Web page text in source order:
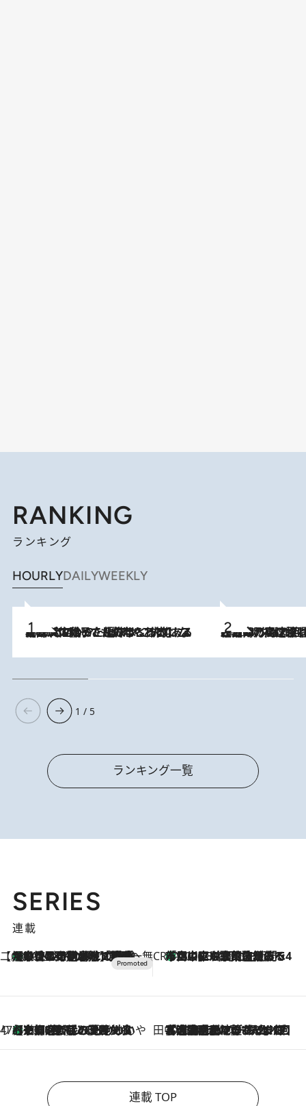
RANKING
ランキング
HOURLYDAILYWEEKLY
2026.8.5
【阿川佐和子さんの年とる力】なぜ70代で始めた趣味は“こんなに楽しい”のか？ ピアノ、俳句…スランプに陥っても続けられる“ある秘訣”とは 2026.8.7
「湘南乃風に憧れて」観客大盛上がりの“タオル回し”に、ラッパー顔負けの高速歌唱まで…さだまさし（74）のアグレッシブすぎる現在地
1 / 5
ランキング一覧
SERIES
連載
【CREA×星野リゾート】唯一無二。癒しと発見が待つ場所へ
2026.8.7
【トンボの足水浴】ヒノキの香りに包まれて涼感マックス！約13℃の湧水かけ流しを避暑地「星野温泉 トンボの湯」で体験 CREA'S CHOICE
2026.8.7
「立川にも歌舞伎があるんだよ」 片岡仁左衛門・市川中車ら豪華座組みで4年目の立川立飛歌舞伎へ
47都道府県の手みやげ ひんやりスイーツで夏を満喫
2026.8.7
【京都府】この夏絶対食べたい 冷やしておいしいおやつ3選 ひと口目から心を掴む新緑のテリーヌ 田中稲の勝手に再ブーム
2026.8.7
「湘南乃風に憧れて」観客大盛上がりの“タオル回し”に、ラッパー顔負けの高速歌唱まで…さだまさし（74）のアグレッシブすぎる現在地
連載 TOP